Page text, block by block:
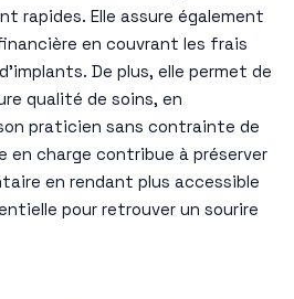
rapides. Elle assure également
en couvrant les frais
De plus, elle permet de
qualité de soins, en
praticien sans contrainte de
en charge contribue à préserver
en rendant plus accessible
pour retrouver un sourire